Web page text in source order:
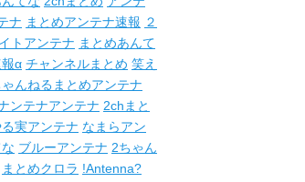
ナ まとめアンテナ速報 ２
トアンテナ まとめあんて
α チャンネルまとめ 笑え
ゃんねるまとめアンテナ
ンテナアンテナ 2chまと
実アンテナ なまらアン
ブルーアンテナ 2ちゃん
まとめクロラ !Antenna?